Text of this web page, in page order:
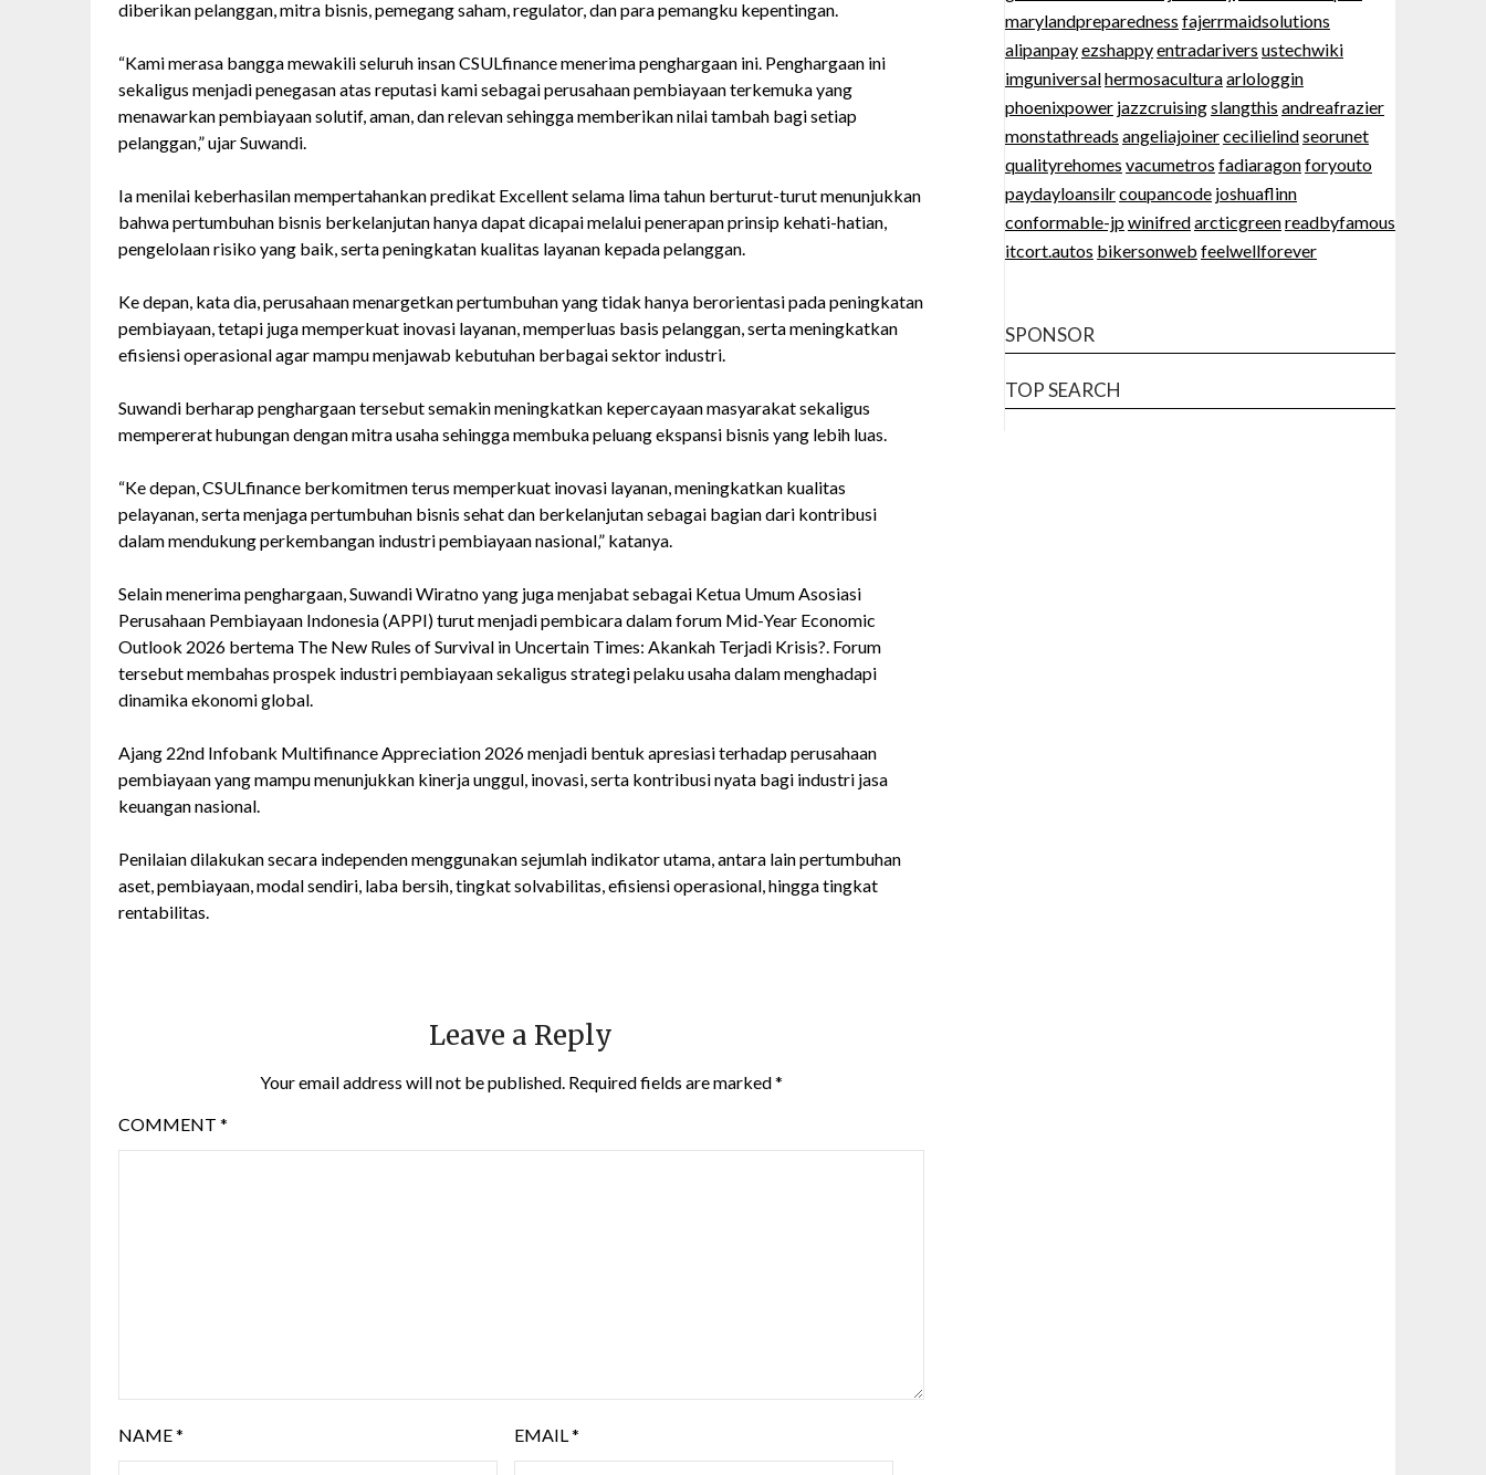
diberikan pelanggan, mitra bisnis, pemegang saham, regulator, dan para pemangku kepentingan.
“Kami merasa bangga mewakili seluruh insan CSULfinance menerima penghargaan ini. Penghargaan ini
sekaligus menjadi penegasan atas reputasi kami sebagai perusahaan pembiayaan terkemuka yang
menawarkan pembiayaan solutif, aman, dan relevan sehingga memberikan nilai tambah bagi setiap
pelanggan,” ujar Suwandi.
Ia menilai keberhasilan mempertahankan predikat Excellent selama lima tahun berturut-turut menunjukkan
bahwa pertumbuhan bisnis berkelanjutan hanya dapat dicapai melalui penerapan prinsip kehati-hatian,
pengelolaan risiko yang baik, serta peningkatan kualitas layanan kepada pelanggan.
Ke depan, kata dia, perusahaan menargetkan pertumbuhan yang tidak hanya berorientasi pada peningkatan
pembiayaan, tetapi juga memperkuat inovasi layanan, memperluas basis pelanggan, serta meningkatkan
efisiensi operasional agar mampu menjawab kebutuhan berbagai sektor industri.
Suwandi berharap penghargaan tersebut semakin meningkatkan kepercayaan masyarakat sekaligus
mempererat hubungan dengan mitra usaha sehingga membuka peluang ekspansi bisnis yang lebih luas.
“Ke depan, CSULfinance berkomitmen terus memperkuat inovasi layanan, meningkatkan kualitas
pelayanan, serta menjaga pertumbuhan bisnis sehat dan berkelanjutan sebagai bagian dari kontribusi
dalam mendukung perkembangan industri pembiayaan nasional,” katanya.
Selain menerima penghargaan, Suwandi Wiratno yang juga menjabat sebagai Ketua Umum Asosiasi
Perusahaan Pembiayaan Indonesia (APPI) turut menjadi pembicara dalam forum Mid-Year Economic
Outlook 2026 bertema The New Rules of Survival in Uncertain Times: Akankah Terjadi Krisis?. Forum
tersebut membahas prospek industri pembiayaan sekaligus strategi pelaku usaha dalam menghadapi
dinamika ekonomi global.
Ajang 22nd Infobank Multifinance Appreciation 2026 menjadi bentuk apresiasi terhadap perusahaan
pembiayaan yang mampu menunjukkan kinerja unggul, inovasi, serta kontribusi nyata bagi industri jasa
keuangan nasional.
Penilaian dilakukan secara independen menggunakan sejumlah indikator utama, antara lain pertumbuhan
aset, pembiayaan, modal sendiri, laba bersih, tingkat solvabilitas, efisiensi operasional, hingga tingkat
rentabilitas.
Leave a Reply
Your email address will not be published. Required fields are marked*
COMMENT *
NAME* EMAIL*
marylandpreparedness fajerrmaidsolutions
alipanpayezshappyentradarivers ustechwiki
imguniversalhermosaculturaarlologgin
phoenixpower jazzcruisingslangthis andreafrazier
monstathreads angeliajoinercecilielindseorunet
qualityrehomes vacumetros fadiaragonforyouto
paydayloansilrcoupancode joshuaflinn
conformable-jpwinifredarcticgreenreadbyfamous
itcort.autos bikersonweb feelwellforever
SPONSOR
TOP SEARCH